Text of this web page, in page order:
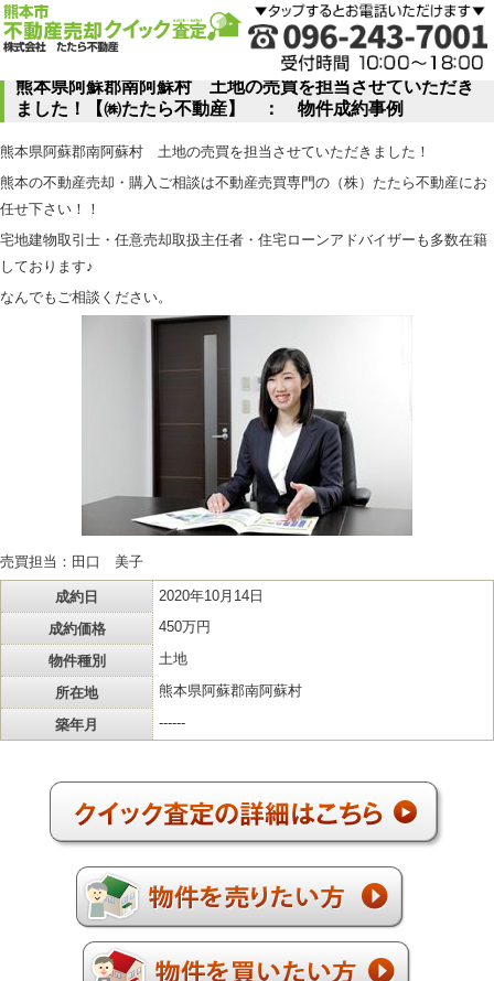
熊本県阿蘇郡南阿蘇村 土地の売買を担当させていただき
ました！【㈱たたら不動産】 ： 物件成約事例
熊本県阿蘇郡南阿蘇村 土地の売買を担当させていただきました！
熊本の不動産売却・購入ご相談は不動産売買専門の（株）たたら不動産にお
任せ下さい！！
宅地建物取引士・任意売却取扱主任者・住宅ローンアドバイザーも多数在籍
しております♪
なんでもご相談ください。
売買担当：田口 美子
成約日 2020年10月14日
成約価格 450万円
物件種別 土地
所在地 熊本県阿蘇郡南阿蘇村
築年月 ------